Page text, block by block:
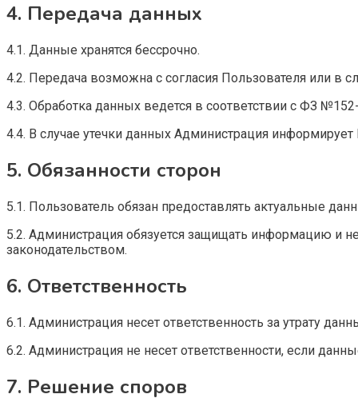
4. Передача данных
4.1. Данные хранятся бессрочно.
4.2. Передача возможна с согласия Пользователя или в
4.3. Обработка данных ведется в соответствии с ФЗ
4.4. В случае утечки данных Администрация информирует
5. Обязанности сторон
5.1. Пользователь обязан предоставлять актуальные
5.2. Администрация обязуется защищать информацию и
законодательством.
6. Ответственность
6.1. Администрация несет ответственность за утрату
6.2. Администрация не несет ответственности, если
7. Решение споров